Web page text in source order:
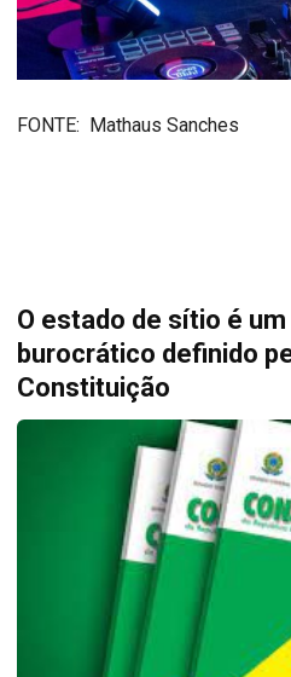
FONTE: Mathaus Sanches
O estado de sítio é
burocrático definido
Constituição